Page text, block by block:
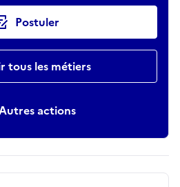
Postuler
tous les métiers
actions